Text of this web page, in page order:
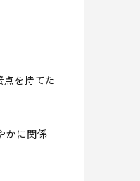
点を持てた
かに関係